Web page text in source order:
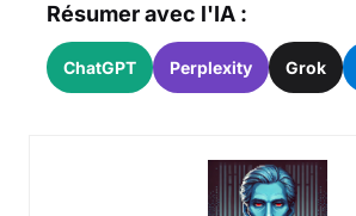
Résumer avec l'IA :
ChatGPT Perplexity Grok